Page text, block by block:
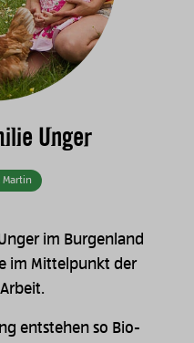
Unger
Martin
im Burgenland
im Mittelpunkt der
entstehen so Bio-